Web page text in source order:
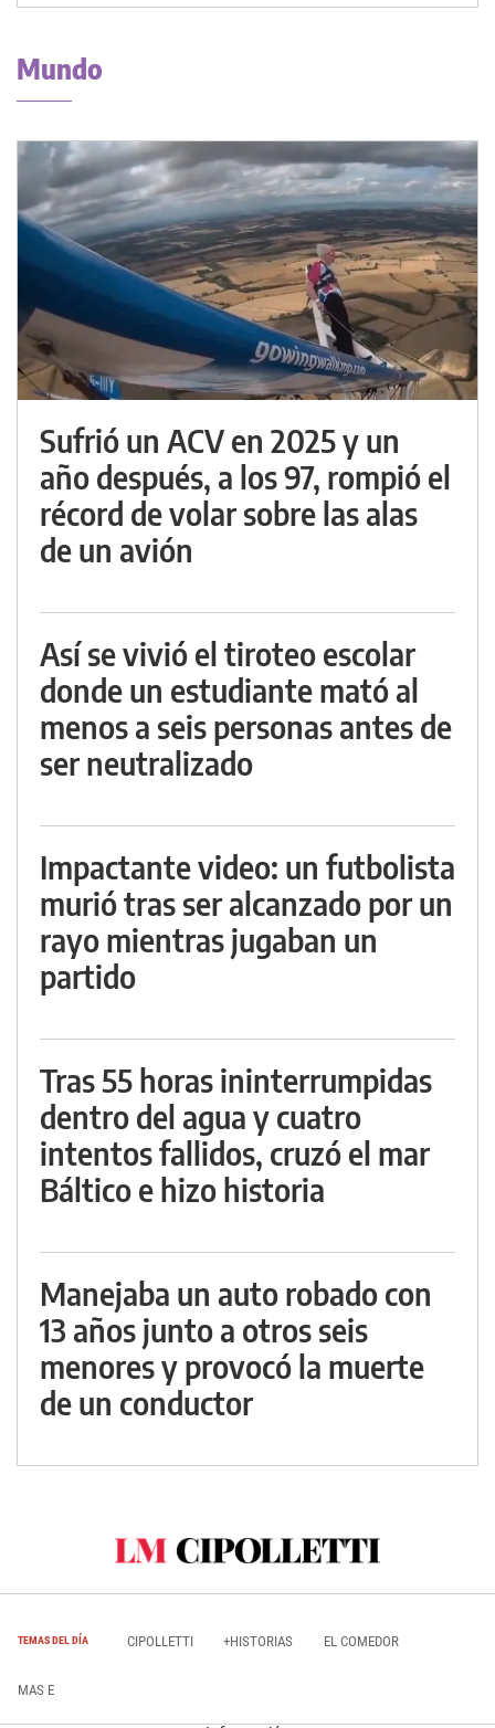
Mundo
Sufrió un ACV en 2025 y un
año después, a los 97, rompió el
récord de volar sobre las alas
de un avión
Así se vivió el tiroteo escolar
donde un estudiante mató al
menos a seis personas antes de
ser neutralizado
Impactante video: un futbolista
murió tras ser alcanzado por un
rayo mientras jugaban un
partido
Tras 55 horas ininterrumpidas
dentro del agua y cuatro
intentos fallidos, cruzó el mar
Báltico e hizo historia
Manejaba un auto robado con
13 años junto a otros seis
menores y provocó la muerte
de un conductor
TEMAS DEL DÍA CIPOLLETTI +HISTORIAS EL COMEDOR
MAS E